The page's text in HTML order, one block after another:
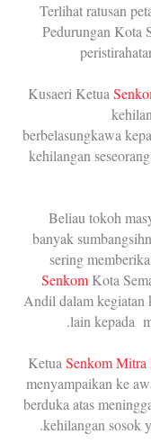
Terlihat ratusan
Pedurungan Kota
Kusaeri Ketua
berbelasungkawa
kehilangan
"Beliau tokoh
banyak
sering
Senkom Kota
Andil dalam kegiatan
lain kepada
Ketua Senkom Mitra
menyampaikan ke
berduka atas
kehilangan sosok